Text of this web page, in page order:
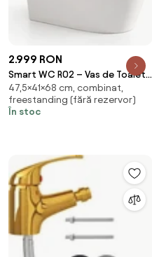
2.999 RON
Smart WC R02 – Vas de Toaletă
Inteligent cu rezervor integrat,
deschidere automată, spălare
cu apă caldă, uscare, senzor de
47,5×41×68 cm, combinat,
freestanding (fără rezervor)
În stoc